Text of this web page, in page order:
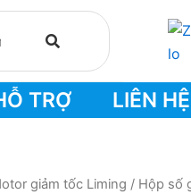
TRỢ LIÊN HỆ
giảm tốc Liming / Hộp số